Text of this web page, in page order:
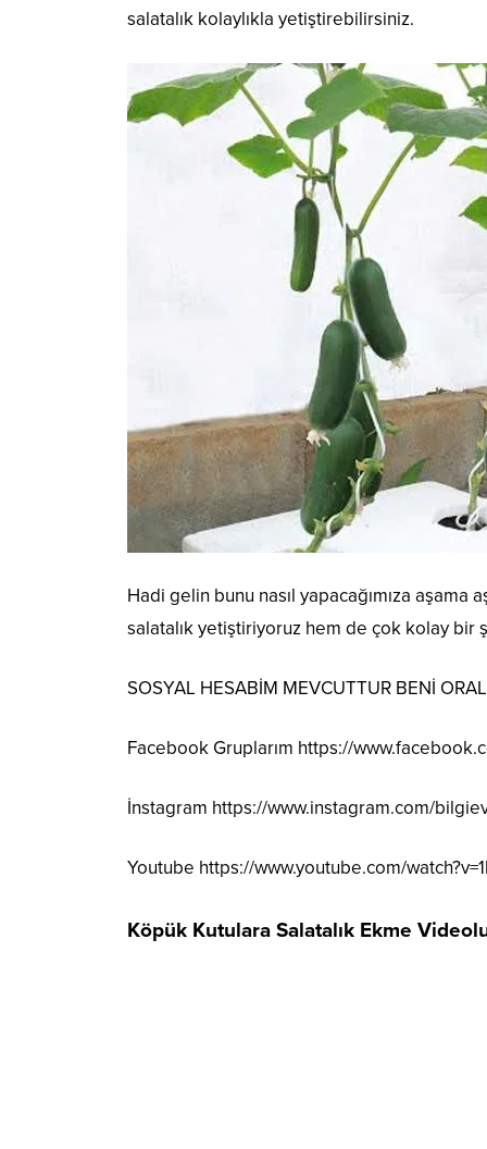
salatalık kolaylıkla yetiştirebilirsiniz.
Hadi gelin bunu nasıl yapacağımıza
salatalık yetiştiriyoruz hem de çok kolay bir
SOSYAL HESABİM MEVCUTTUR BENİ
Facebook Gruplarım https://
İnstagram https://www.instagram.com/
Youtube https://www.youtube.com/
Köpük Kutulara Salatalık Ekme